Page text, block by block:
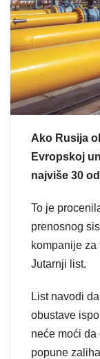
Ako Rusija
Evropskoj
najviše 30
To je
prenosnog
kompanije
Jutarnji list.
List navodi
obustave
neće moći
popune